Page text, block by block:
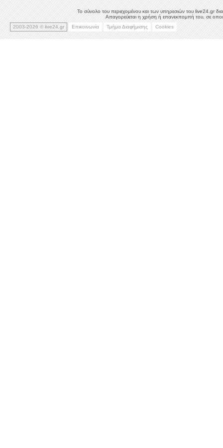
Το σύνολο του περιεχομένου και των υπηρεσιών του live24.gr
Απαγορεύεται η χρήση ή επανεκπομπή του, σε
2003-2026 © live24.gr
Επικοινωνία Τμήμα Διαφήμισης Cookies